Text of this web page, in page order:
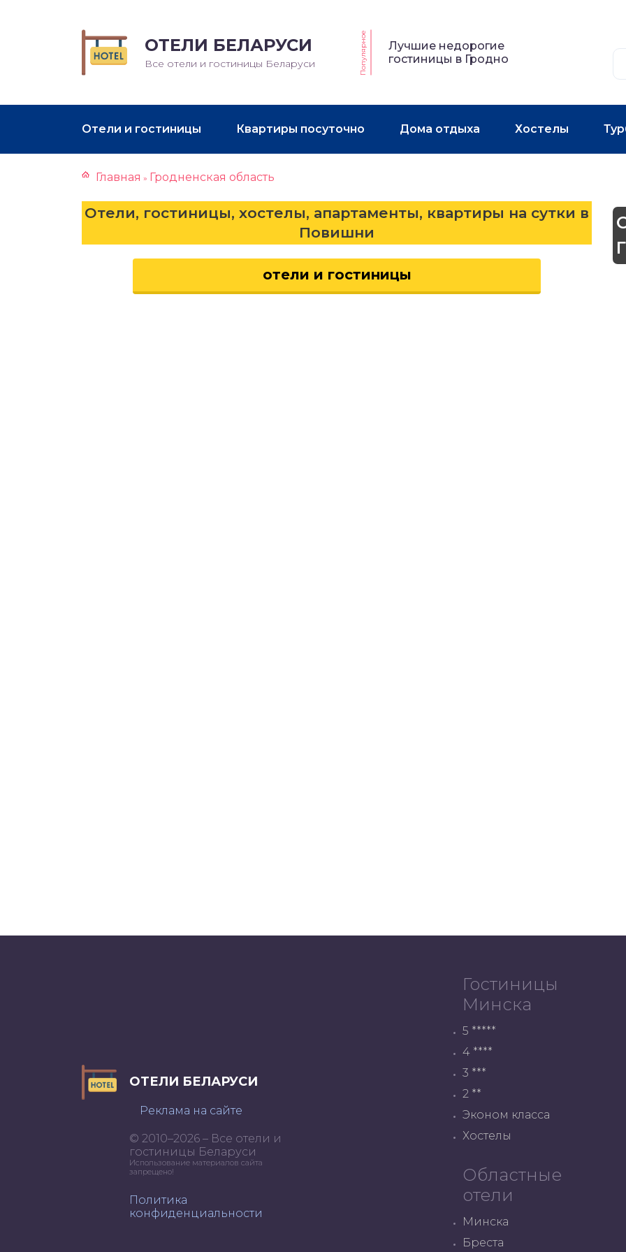
ОТЕЛИ БЕЛАРУСИ
Все отели и гостиницы Беларуси Популярное
Лучшие недорогие
гостиницы в Гродно
Отели и гостиницы Квартиры посуточно Дома отдыха Хостелы
Главная » Гродненская область
Отели, гостиницы, хостелы, апартаменты, квартиры на сутки в
Повишни
отели и гостиницы
ОТЕЛИ БЕЛАРУСИ
Реклама на сайте
© 2010–2026 – Все отели и
гостиницы Беларуси
Использование материалов сайта
запрещено!
Политика
конфиденциальности
Гостиницы
Минска
5 *****
4 ****
3 ***
2 **
Эконом класса
Хостелы
Областные
отели
Минска
Бреста